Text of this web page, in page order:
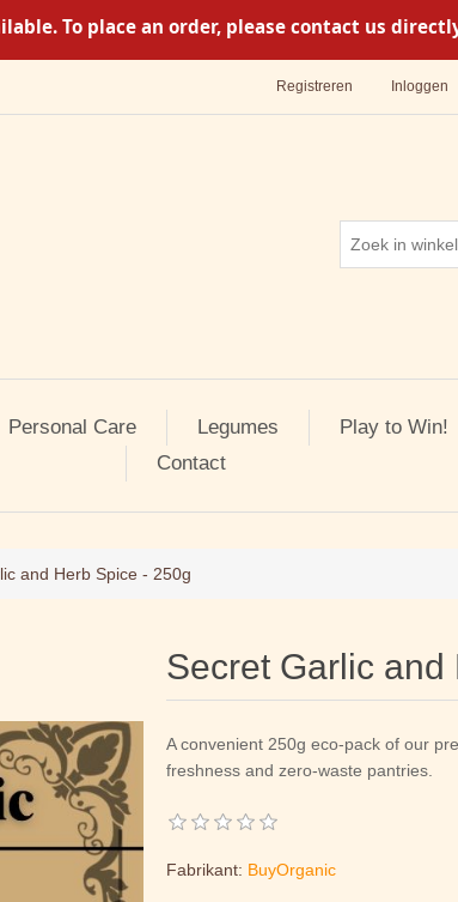
To place an order, please contact us
Registreren Inloggen
Personal Care Legumes
Play to Win!
Contact
and Herb Spice - 250g
Secret Garlic
A convenient 250g eco-pack of our
freshness and zero-waste pantries.
Fabrikant: BuyOrganic